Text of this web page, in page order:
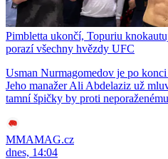
Pimbletta ukončí, Topuriu
porazí všechny hvězdy UFC
Usman Nurmagomedov je po
Jeho manažer Ali Abdelaziz už
tamní špičky by proti
MMAMAG.cz
dnes, 14:04